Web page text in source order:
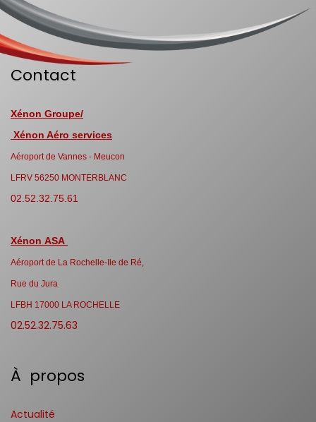
Contact
Xénon Groupe/
Xénon Aéro services
Aéroport de Vannes - Meucon
LFRV 56250 MONTERBLANC
02.52.32.75.61
Xénon ASA
Aéroport de La Rochelle-Ile de Ré,
Rue du Jura
LFBH 17000 LA ROCHELLE
02.52.32.75.63
À propos
Actualité